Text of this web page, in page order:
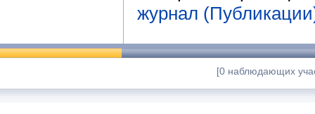
журнал
[0 наблюдающих